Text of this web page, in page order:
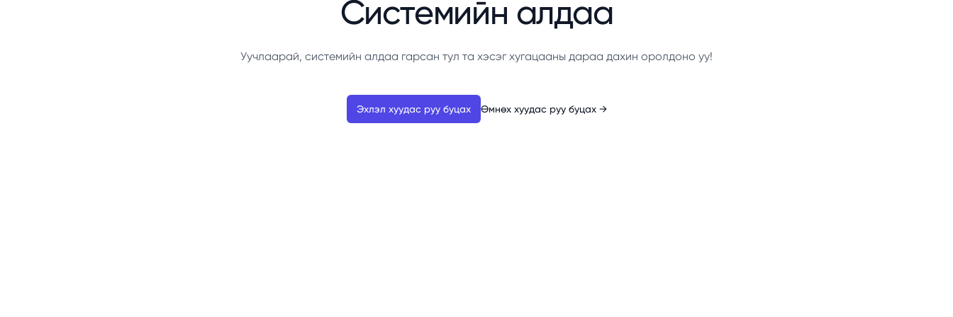
Системийн алдаа
Уучлаарай, системийн алдаа гарсан тул та хэсэг хугацааны дараа дахин оролдоно уу!
Эхлэл хуудас руу буцах Өмнөх хуудас руу буцах →